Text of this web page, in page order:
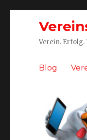
Verein. Erfolg.
Blog